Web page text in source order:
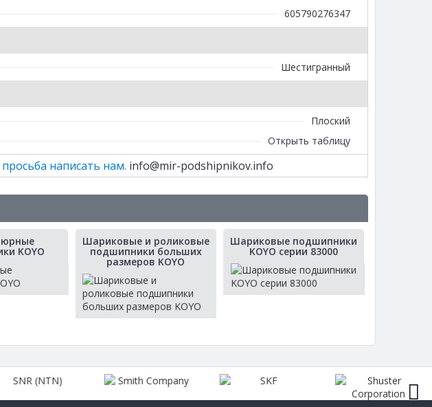
605790276347
Шестигранный
Плоский
Открыть таблицу
написать нам. info@mir-podshipnikov.info
KOYO
Шариковые и роликовые
подшипники больших
размеров KOYO
Шариковые подшипники
KOYO серии 83000